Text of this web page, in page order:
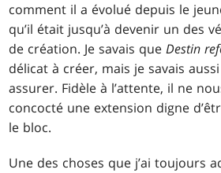
comment il a évolué depuis le
qu’il était jusqu’à devenir un des
de création. Je savais queDestin
délicat à créer, mais je savais
assurer. Fidèle à l’attente, il ne
concocté une extension digne
le bloc.
Une des choses que j’ai toujours